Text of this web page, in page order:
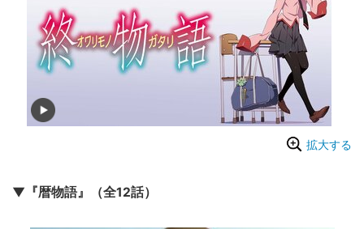
拡大する
▼『暦物語』（全12話）